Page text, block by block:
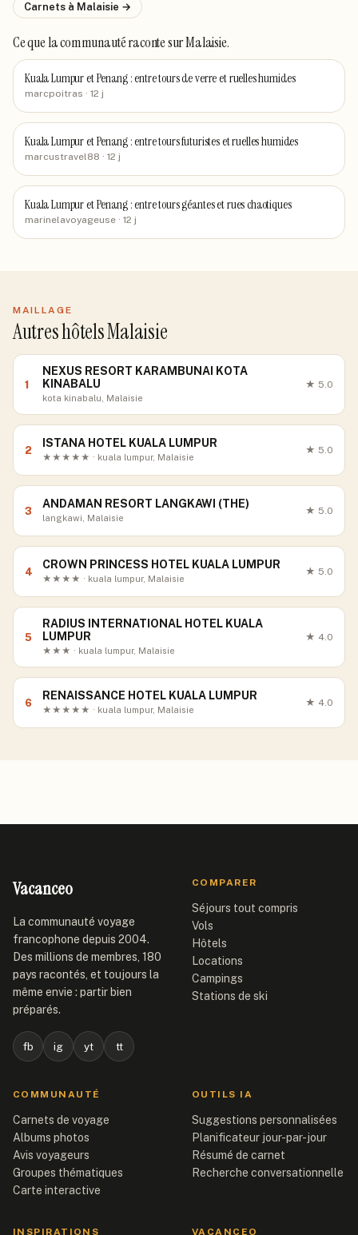
Carnets à Malaisie →
Ce que la communauté racontesur Malaisie.
Kuala Lumpur et Penang : entre tours de verre et ruelles humides
marcpoitras · 12 j
Kuala Lumpur et Penang : entre tours futuristes et ruelles humides
marcustravel88 · 12 j
Kuala Lumpur et Penang : entre tours géantes et rues chaotiques
marinelavoyageuse · 12 j
MAILLAGE
Autres hôtels Malaisie
1
NEXUS RESORT KARAMBUNAI KOTA
KINABALU
kota kinabalu, Malaisie
★ 5.0
2
ISTANA HOTEL KUALA LUMPUR
★★★★★ · kuala lumpur, Malaisie
★ 5.0
3
ANDAMAN RESORT LANGKAWI (THE)
langkawi, Malaisie
★ 5.0
4
CROWN PRINCESS HOTEL KUALA LUMPUR
★★★★ · kuala lumpur, Malaisie
★ 5.0
5
RADIUS INTERNATIONAL HOTEL KUALA
LUMPUR
★★★ · kuala lumpur, Malaisie
★ 4.0
6
RENAISSANCE HOTEL KUALA LUMPUR
★★★★★ · kuala lumpur, Malaisie
★ 4.0
Vacanceo
La communauté voyage
francophone depuis 2004.
Des millions de membres, 180
pays racontés, et toujours la
même envie : partir bien
préparés.
fb ig yt tt
COMPARER
Séjours tout compris
Vols
Hôtels
Locations
Campings
Stations de ski
COMMUNAUTÉ
Carnets de voyage
Albums photos
Avis voyageurs
Groupes thématiques
Carte interactive
OUTILS IA
Suggestions personnalisées
Planificateur jour-par-jour
Résumé de carnet
Recherche conversationnelle
INSPIRATIONS VACANCEO